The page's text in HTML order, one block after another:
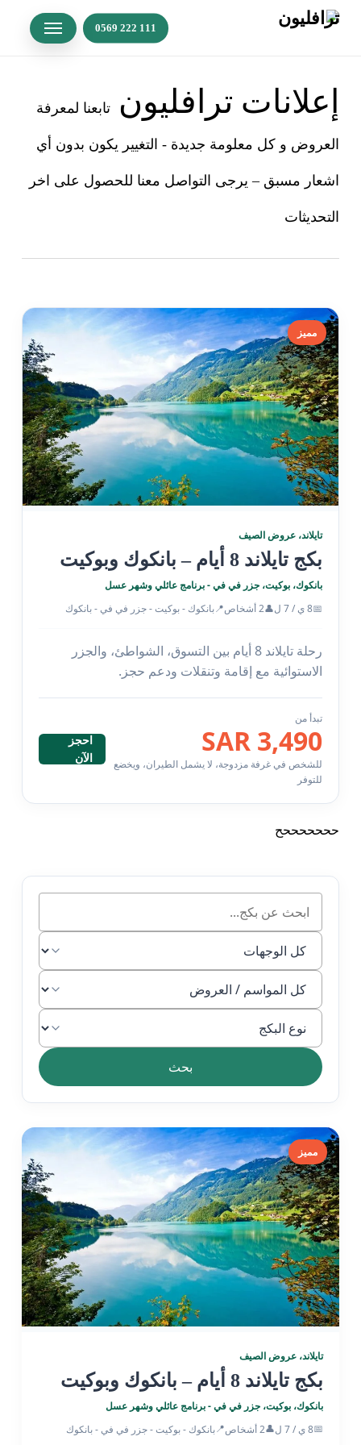
Menu
إعلانات ترافليون تابعنا لمعرفة
العروض و كل معلومة جديدة - التغيير يكون بدون أي
اشعار مسبق – يرجى التواصل معنا للحصول على اخر
التحديثات
مميز
تايلاند، عروض الصيف
بكج تايلاند 8 أيام – بانكوك وبوكيت
بانكوك، بوكيت، جزر في في - برنامج عائلي وشهر عسل
📅8 ي / 7 ل 👤2 أشخاص 📍بانكوك - بوكيت - جزر في في - بانكوك
رحلة تايلاند 8 أيام بين التسوق، الشواطئ، والجزر
الاستوائية مع إقامة وتنقلات ودعم حجز.
تبدأ من
3,490 SAR
للشخص في غرفة مزدوجة، لا يشمل الطيران، ويخضع
للتوفر
احجز
الآن
حححححححح
بحث
مميز
تايلاند، عروض الصيف
بكج تايلاند 8 أيام – بانكوك وبوكيت
بانكوك، بوكيت، جزر في في - برنامج عائلي وشهر عسل
📅8 ي / 7 ل 👤2 أشخاص 📍بانكوك - بوكيت - جزر في في - بانكوك